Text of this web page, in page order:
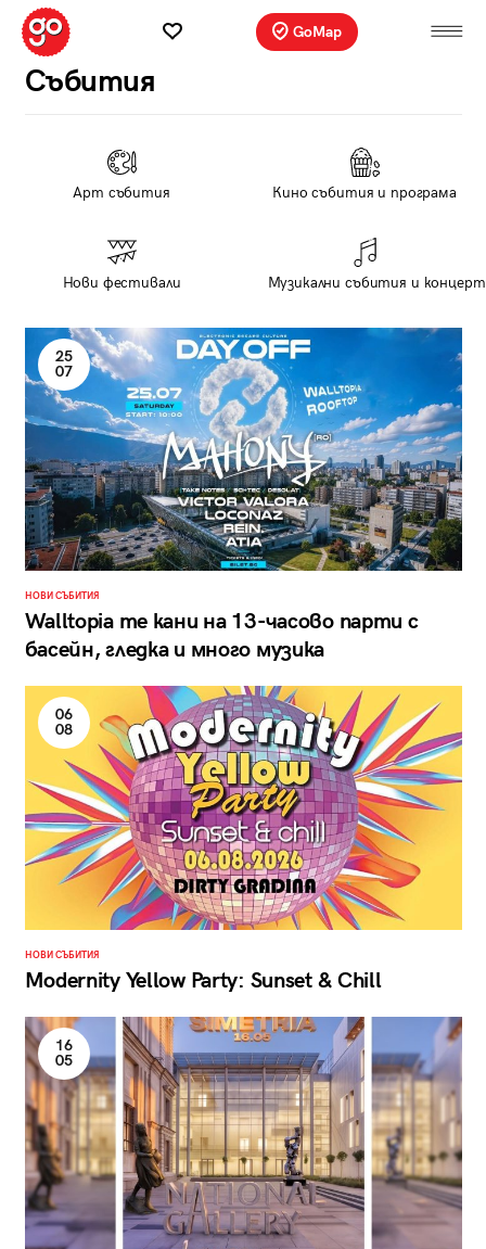
GoMap
Събития
Арт събития Кино събития и програма
Нови фестивали Музикални събития и
25
07
НОВИ СЪБИТИЯ
Walltopia те кани на 13-часово парти с
басейн, гледка и много музика
06
08
НОВИ СЪБИТИЯ
Modernity Yellow Party: Sunset & Chill
16
05